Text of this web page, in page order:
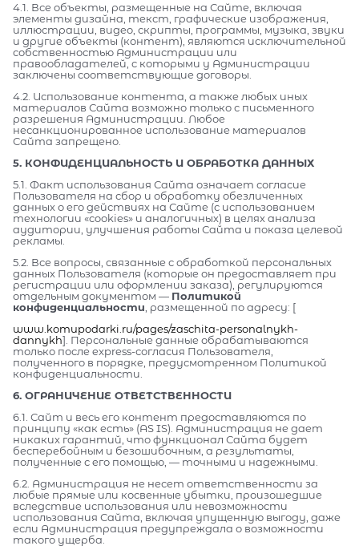
4.1. Все объекты, размещенные на Сайте, включая
элементы дизайна, текст, графические изображения,
иллюстрации, видео, скрипты, программы, музыка, звуки
и другие объекты (контент), являются исключительной
собственностью Администрации или
правообладателей, с которыми у Администрации
заключены соответствующие договоры.
4.2. Использование контента, а также любых иных
материалов Сайта возможно только с письменного
разрешения Администрации. Любое
несанкционированное использование материалов
Сайта запрещено.
5. КОНФИДЕНЦИАЛЬНОСТЬ И ОБРАБОТКА ДАННЫХ
5.1. Факт использования Сайта означает согласие
Пользователя на сбор и обработку обезличенных
данных о его действиях на Сайте (с использованием
технологии «cookies» и аналогичных) в целях анализа
аудитории, улучшения работы Сайта и показа целевой
рекламы.
5.2. Все вопросы, связанные с обработкой персональных
данных Пользователя (которые он предоставляет при
регистрации или оформлении заказа), регулируются
отдельным документом — Политикой
конфиденциальности, размещенной по адресу: [
www.komupodarki.ru/pages/zaschita-personalnykh-
dannykh]. Персональные данные обрабатываются
только после express-согласия Пользователя,
полученного в порядке, предусмотренном Политикой
конфиденциальности.
6. ОГРАНИЧЕНИЕ ОТВЕТСТВЕННОСТИ
6.1. Сайт и весь его контент предоставляются по
принципу «как есть» (AS IS). Администрация не дает
никаких гарантий, что функционал Сайта будет
бесперебойным и безошибочным, а результаты,
полученные с его помощью, — точными и надежными.
6.2. Администрация не несет ответственности за
любые прямые или косвенные убытки, произошедшие
вследствие использования или невозможности
использования Сайта, включая упущенную выгоду, даже
если Администрация предупреждала о возможности
такого ущерба.